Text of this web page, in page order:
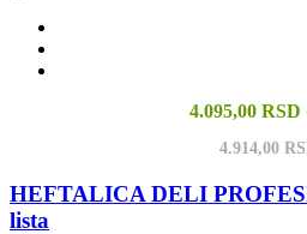
4.095,00 RSD
4.914,00
HEFTALICA DELI
lista